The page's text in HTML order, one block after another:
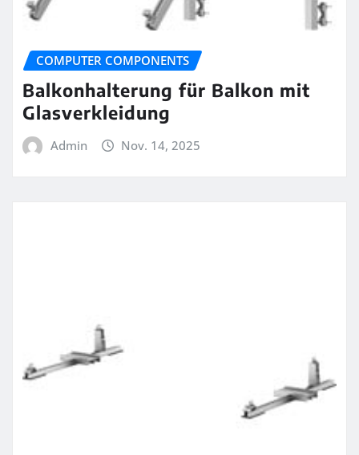
COMPUTER COMPONENTS
Balkonhalterung für Balkon mit
Glasverkleidung
Admin Nov. 14, 2025